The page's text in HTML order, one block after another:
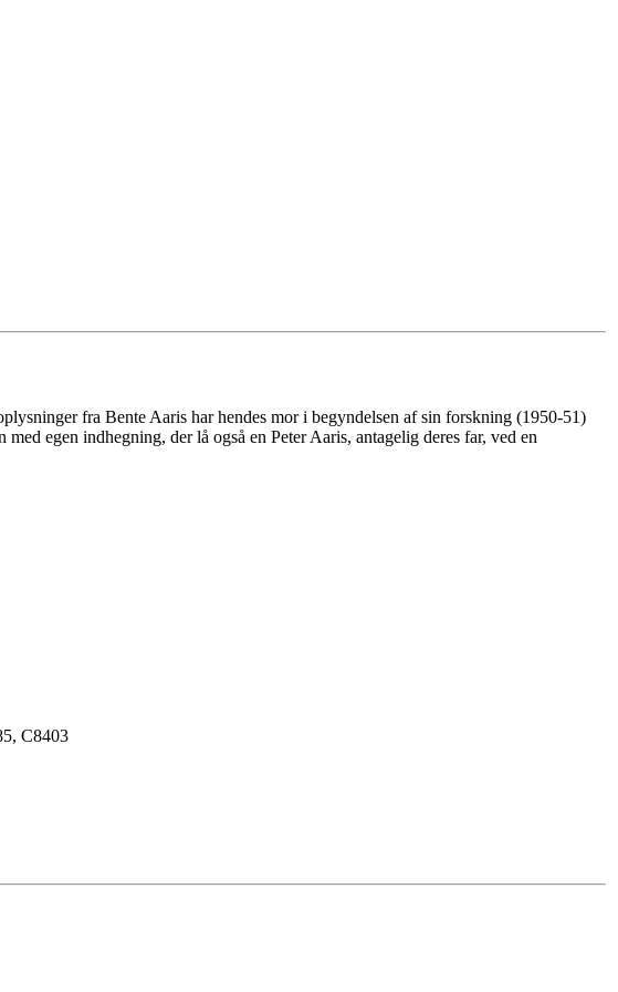
fra Bente Aaris har hendes mor i begyndelsen af sin forskning (1950-51)
egen indhegning, der lå også en Peter Aaris, antagelig deres far, ved en
C8403